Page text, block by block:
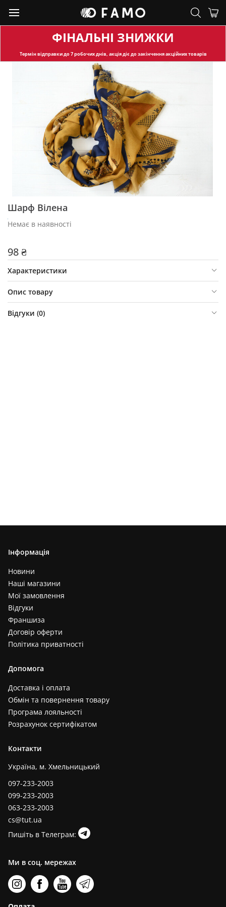
ФІНАЛЬНІ ЗНИЖКИ
Термін відправкидо 7 робочих днів, акція діє до закінчення акційних товарів
Шарф Вілена
Немає в наявності
98 ₴
Характеристики
Опис товару
Відгуки (0)
Інформація
Новини
Наші магазини
Мої замовлення
Відгуки
Франшиза
Договір оферти
Політика приватності
Допомога
Доставка і оплата
Обмін та повернення товару
Програма лояльності
Розрахунок сертифікатом
Контакти
Україна, м. Хмельницький
097-233-2003
099-233-2003
063-233-2003
cs@tut.ua
Пишіть в Телеграм:
Ми в соц. мережах